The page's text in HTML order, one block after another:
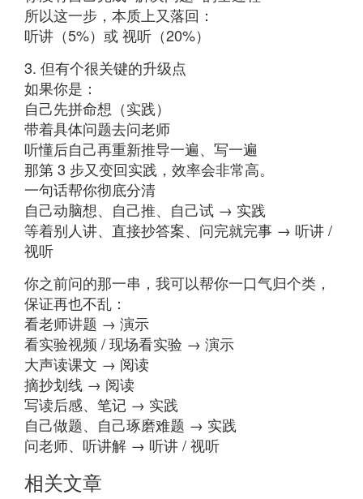
所以这一步，本质上又落回：
听讲（5%）或 视听（20%）
3. 但有个很关键的升级点
如果你是：
自己先拼命想（实践）
带着具体问题去问老师
听懂后自己再重新推导一遍、写一遍
那第 3 步又变回实践，效率会非常高。
一句话帮你彻底分清
自己动脑想、自己推、自己试 → 实践
等着别人讲、直接抄答案、问完就完事 → 听讲 /
视听
你之前问的那一串，我可以帮你一口气归个类，
保证再也不乱：
看老师讲题 → 演示
看实验视频 / 现场看实验 → 演示
大声读课文 → 阅读
摘抄划线 → 阅读
写读后感、笔记 → 实践
自己做题、自己琢磨难题 → 实践
问老师、听讲解 → 听讲 / 视听
相关文章